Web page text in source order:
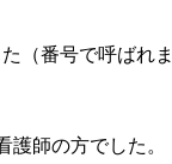
（番号で呼ばれま
護師の方でした。